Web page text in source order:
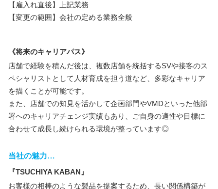
【雇入れ直後】上記業務
【変更の範囲】会社の定める業務全般
《将来のキャリアパス》
店舗で経験を積んだ後は、複数店舗を統括するSVや接客のス
ペシャリストとして人材育成を担う道など、多彩なキャリア
を描くことが可能です。
また、店舗での知見を活かして企画部門やVMDといった他部
署へのキャリアチェンジ実績もあり、ご自身の適性や目標に
合わせて成長し続けられる環境が整っています◎
当社の魅力…
『TSUCHIYA KABAN』
お客様の相棒のような製品を提案するため、長い関係構築が